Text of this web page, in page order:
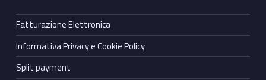
Fatturazione Elettronica
Informativa Privacy e Cookie Policy
Split payment